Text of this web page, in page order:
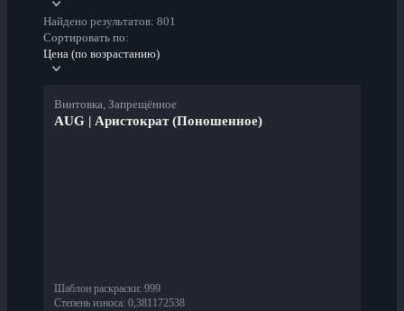
Найдено результатов: 801
Сортировать по:
Цена (по возрастанию)
Винтовка, Запрещённое
AUG | Аристократ (Поношенное)
Шаблон раскраски: 999
Степень износа: 0,381172538